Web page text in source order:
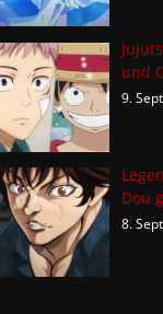
und
9.
Dou
8.